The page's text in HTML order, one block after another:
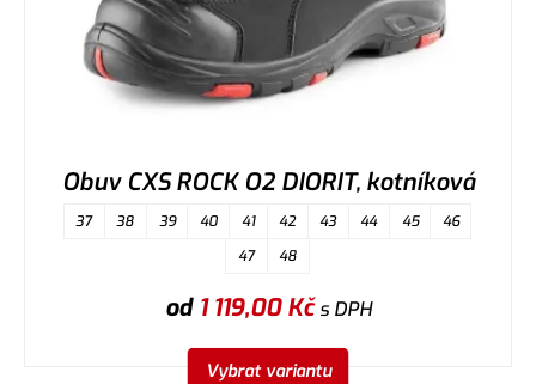
Obuv CXS ROCK O2 DIORIT, kotníková
37 38 39 40 41 42 43 44 45
46
47
48
od 1 119,00Kčs DPH
Vybrat variantu